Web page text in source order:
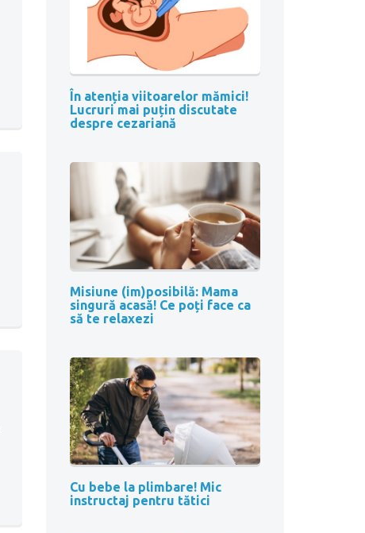
În atenția viitoarelor mămici!
Lucruri mai puțin discutate
despre cezariană
Misiune (im)posibilă: Mama
singură acasă! Ce poți face ca
să te relaxezi
Cu bebe la plimbare! Mic
instructaj pentru tătici